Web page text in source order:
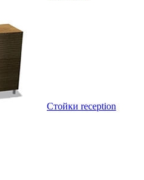
Стойки reception